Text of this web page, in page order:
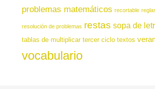
problemas matemáticos recortable
resolución de problemas restas sopa de
tablas de multiplicar tercer ciclo textos
vocabulario